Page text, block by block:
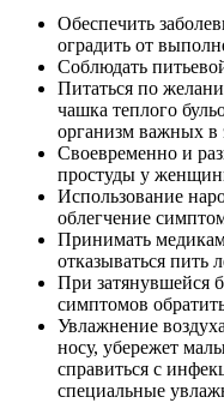
Обеспечить
оградить от
Соблюдать
Питаться по
чашка теплого
организм важных в
Своевременно и
простуды у
Использование
облегчение
Принимать
отказываться пить
При затянувшейся
симптомов
Увлажнение
носу, убережет
справиться с
специальные